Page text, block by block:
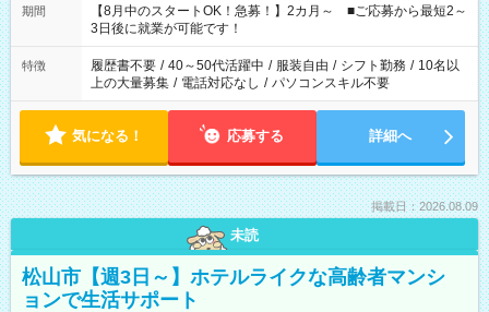
「できれば残業はしたくない」 など、ご希望を教えてください
ね。 ※Wワーク希望の方へ 今ご覧のお仕事で希望する勤務時間
と、もう1つのお仕事の勤務時間。 合計で週40時間を超える場
合は応募できません。
期間
【8月中のスタートOK！急募！】2カ月～ ■ご応募から最短2～
3日後に就業が可能です！
特徴 履歴書不要 / 40～50代活躍中 / 服装自由 / シフト勤務 / 10名以
上の大量募集 / 電話対応なし / パソコンスキル不要
気になる！ 応募する 詳細へ
掲載日：2026.08.09
未読
松山市【週3日～】ホテルライクな高齢者マンシ
ョンで生活サポート